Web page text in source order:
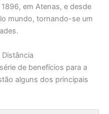
em Atenas, e desde
mundo, tornando-se um
de benefícios para a
alguns dos principais